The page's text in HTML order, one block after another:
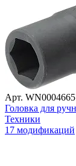
Арт.
Головка для
Техники
17 модификаций